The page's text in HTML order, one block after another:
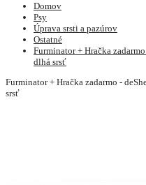
Domov
Psy
Úprava srsti a pazúrov
Ostatné
Furminator + Hračka
dlhá srsť
Furminator + Hračka zadarmo -
srsť